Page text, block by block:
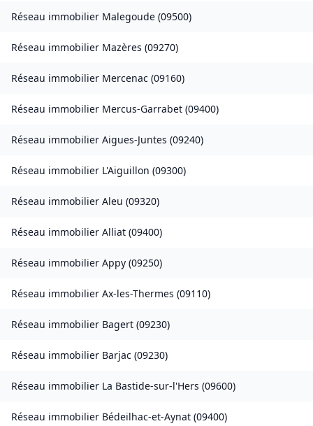
Réseau immobilier Malegoude (09500)
Réseau immobilier Mazères (09270)
Réseau immobilier Mercenac (09160)
Réseau immobilier Mercus-Garrabet (09400)
Réseau immobilier Aigues-Juntes (09240)
Réseau immobilier L'Aiguillon (09300)
Réseau immobilier Aleu (09320)
Réseau immobilier Alliat (09400)
Réseau immobilier Appy (09250)
Réseau immobilier Ax-les-Thermes (09110)
Réseau immobilier Bagert (09230)
Réseau immobilier Barjac (09230)
Réseau immobilier La Bastide-sur-l'Hers (09600)
Réseau immobilier Bédeilhac-et-Aynat (09400)